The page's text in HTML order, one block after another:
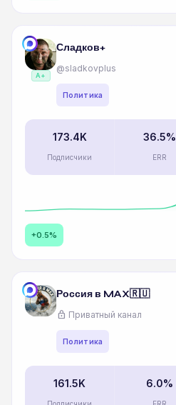
A+
Сладков+
@sladkovplus
Политика
173.4K
Подписчики
36.5%
ERR
+0.5%
Россия в MAX🇷🇺
lock Приватный канал
Политика
161.5K 6.0%